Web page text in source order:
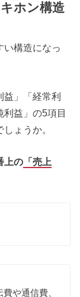
ホン構造
い構造になっ
益」「経常利
益」の5項目
ょうか。
上の 「売上
や通信費、